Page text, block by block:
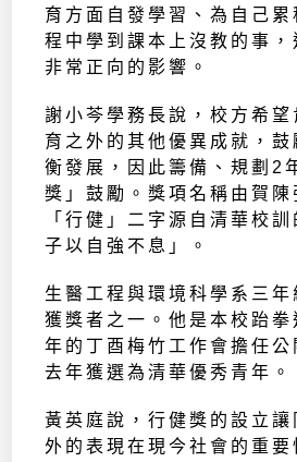
育方面自發學習、為自己累
程中學到課本上沒教的事，
非常正向的影響。
謝小芩學務長說，校方希望
育之外的其他優異成就，鼓
衡發展，因此籌備、規劃2
獎」鼓勵。獎項名稱由賀陳
「行健」二字源自清華校
子以自強不息」。
生醫工程與環境科學系三年
獲獎者之一。他是本校跆拳
年的丁酉梅竹工作會擔任公
去年獲選為清華優秀青年。
黃英庭說，行健獎的設立讓
外的表現在現今社會的重要